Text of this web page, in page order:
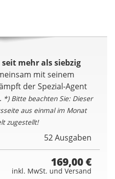
mehr als siebzig
mit seinem
der Spezial-Agent
*) Bitte beachten Sie: Dieser
aus einmal im Monat
zugestellt!
52 Ausgaben
169,00 €
inkl. MwSt. und Versand